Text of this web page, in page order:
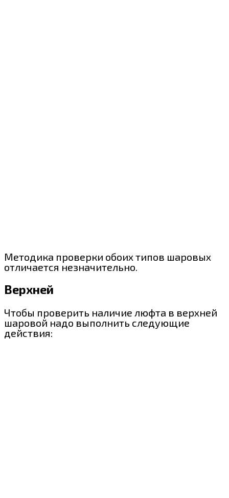
Методика проверки обоих типов шаровых
отличается незначительно.
Верхней
Чтобы проверить наличие люфта в верхней
шаровой надо выполнить следующие
действия: